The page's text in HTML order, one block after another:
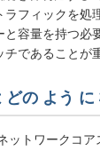
フィックを処
と容量を持つ必
であることが
どの よう
ットワークコ